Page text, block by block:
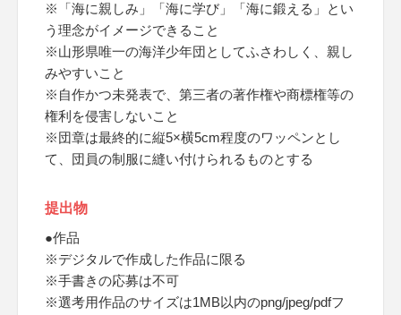
※「海に親しみ」「海に学び」「海に鍛える」とい
う理念がイメージできること
※山形県唯一の海洋少年団としてふさわしく、親し
みやすいこと
※自作かつ未発表で、第三者の著作権や商標権等の
権利を侵害しないこと
※団章は最終的に縦5×横5cm程度のワッペンとし
て、団員の制服に縫い付けられるものとする
提出物
●作品
※デジタルで作成した作品に限る
※手書きの応募は不可
※選考用作品のサイズは1MB以内のpng/jpeg/pdfフ